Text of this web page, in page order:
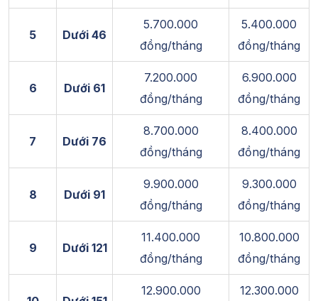
5 Dưới 46
5.700.000
đồng/tháng
5.400.000
đồng/tháng
6 Dưới 61
7.200.000
đồng/tháng
6.900.000
đồng/tháng
7 Dưới 76
8.700.000
đồng/tháng
8.400.000
đồng/tháng
8 Dưới 91
9.900.000
đồng/tháng
9.300.000
đồng/tháng
9 Dưới 121
11.400.000
đồng/tháng
10.800.000
đồng/tháng
12.900.000
12.300.000